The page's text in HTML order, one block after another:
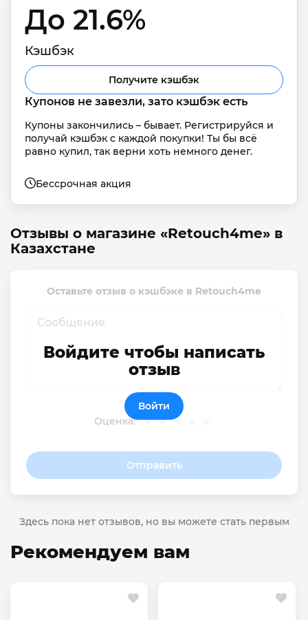
До 21.6%
Кэшбэк
Получите кэшбэк
Купонов не завезли, зато кэшбэк есть
Купоны закончились – бывает. Регистрируйся и
получай кэшбэк с каждой покупки! Ты бы всё
равно купил, так верни хоть немного денег.
Бессрочная акция
Отзывы о магазине «Retouch4me» в
Казахстане
Оставьте отзыв о кэшбэке в Retouch4me
Оценка:
Отправить
Войдите чтобы написать
отзыв
Войти
Здесь пока нет отзывов, но вы можете стать первым
Рекомендуем вам